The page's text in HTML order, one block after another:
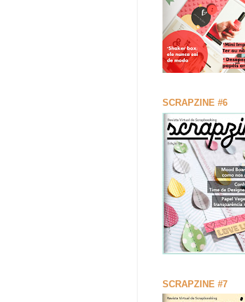
SCRAPZINE #6
SCRAPZINE #7